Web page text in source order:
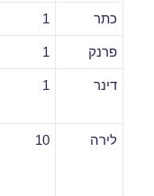
כתר 1
פרנק 1
דינר 1
לירה 10